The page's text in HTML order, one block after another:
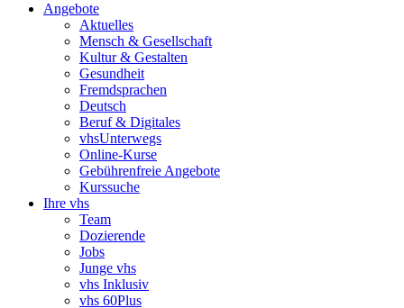
Angebote
Aktuelles
Mensch & Gesellschaft
Kultur & Gestalten
Gesundheit
Fremdsprachen
Deutsch
Beruf & Digitales
vhsUnterwegs
Online-Kurse
Gebührenfreie Angebote
Kurssuche
Ihre vhs
Team
Dozierende
Jobs
Junge vhs
vhs Inklusiv
vhs 60Plus